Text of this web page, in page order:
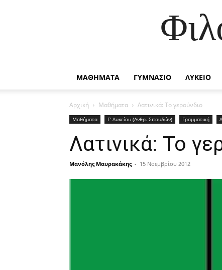
ΜΑΘΗΜΑΤΑ ΓΥΜΝΑΣΙΟ ΛΥΚΕΙΟ
Αρχική Μαθήματα Λατινικά: Το γερούνδιο
Μαθήματα Γ' Λυκείου (Ανθρ. Σπουδών) Γραμματική
Λατινικά: Το
Μανόλης Μαυρακάκης - 15 Νοεμβρίου 2012